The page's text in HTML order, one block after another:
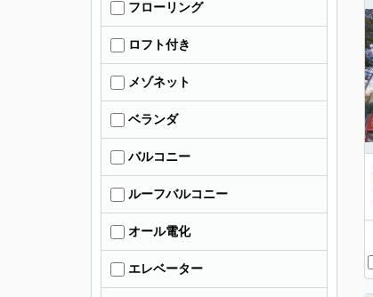
フローリング
ロフト付き
メゾネット
ベランダ
バルコニー
ルーフバルコニー
オール電化
エレベーター